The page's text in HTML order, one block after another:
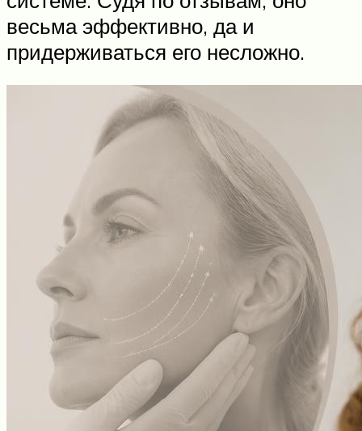
весьма эффективно, да и
придерживаться его несложно.